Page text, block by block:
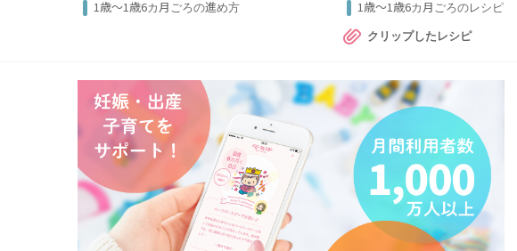
1歳〜1歳6カ月ごろの進め方
1歳〜1歳6カ月ごろのレシピ
クリップしたレシピ